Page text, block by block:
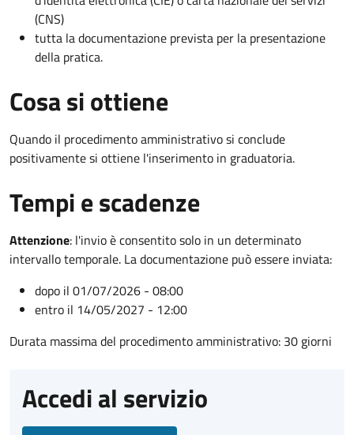
(CNS)
tutta la documentazione prevista per la presentazione
della pratica.
Cosa si ottiene
Quando il procedimento amministrativo si conclude
positivamente si ottiene l'inserimento in graduatoria.
Tempi e scadenze
Attenzione: l'invio è consentito solo in un determinato
intervallo temporale. La documentazione può essere inviata:
dopo il 01/07/2026 - 08:00
entro il 14/05/2027 - 12:00
Durata massima del procedimento amministrativo: 30 giorni
Accedi al servizio